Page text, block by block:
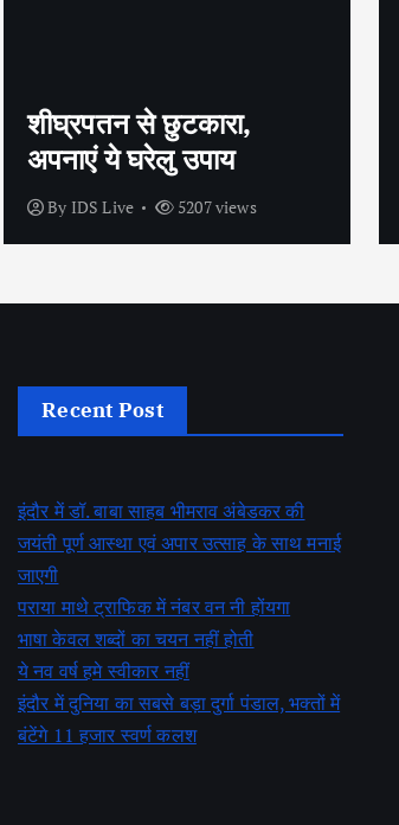
सेक्स के लिए बाहर क्यूं मुंह
मारते है पुरुष ?
ByIDS Live 3963 views
Recent Post
इंदौर में डॉ. बाबा साहब भीमराव अंबेडकर की
जयंती पूर्ण आस्था एवं अपार उत्साह के साथ मनाई
जाएगी
पराया माथे ट्राफिक में नंबर वन नी होंयगा
भाषा केवल शब्दों का चयन नहीं होती
ये नव वर्ष हमे स्वीकार नहीं
इंदौर में दुनिया का सबसे बड़ा दुर्गा पंडाल, भक्तों में
बंटेंगे 11 हजार स्वर्ण कलश